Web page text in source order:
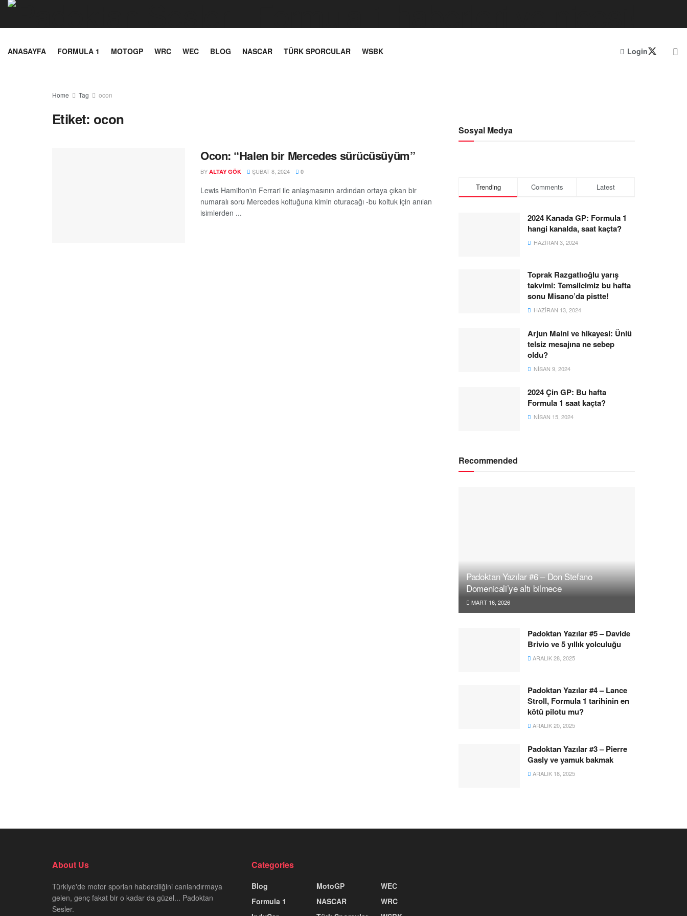
ANASAYFA FORMULA 1 MOTOGP WRC WEC BLOG NASCAR TÜRK SPORCULAR WSBK Login
Home Tag ocon
Etiket: ocon
Ocon: “Halen bir Mercedes sürücüsüyüm”
BY ALTAY GÖK ŞUBAT 8, 2024 0
Lewis Hamilton'ın Ferrari ile anlaşmasının ardından ortaya çıkan bir
numaralı soru Mercedes koltuğuna kimin oturacağı -bu koltuk için anılan
isimlerden ...
Sosyal Medya
Trending Comments Latest
2024 Kanada GP: Formula 1
hangi kanalda, saat kaçta?
HAZIRAN 3, 2024
Toprak Razgatlıoğlu yarış
takvimi: Temsilcimiz bu hafta
sonu Misano’da pistte!
HAZIRAN 13, 2024
Arjun Maini ve hikayesi: Ünlü
telsiz mesajına ne sebep
oldu?
NISAN 9, 2024
2024 Çin GP: Bu hafta
Formula 1 saat kaçta?
NISAN 15, 2024
Recommended
Padoktan Yazılar #6 – Don Stefano
Domenicali’ye altı bilmece
MART 16, 2026
Padoktan Yazılar #5 – Davide
Brivio ve 5 yıllık yolculuğu
ARALIK 28, 2025
Padoktan Yazılar #4 – Lance
Stroll, Formula 1 tarihinin en
kötü pilotu mu?
ARALIK 20, 2025
Padoktan Yazılar #3 – Pierre
Gasly ve yamuk bakmak
ARALIK 18, 2025
About Us
Türkiye'de motor sporları haberciliğini canlandırmaya
gelen, genç fakat bir o kadar da güzel... Padoktan
Sesler.
Categories
Blog
Formula 1
MotoGP
NASCAR
WEC
WRC